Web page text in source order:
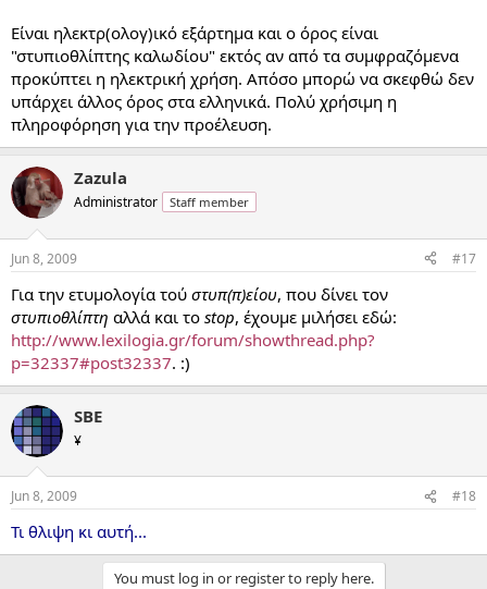
Είναι ηλεκτρ(ολογ)ικό εξάρτημα και ο όρος είναι
"στυπιοθλίπτης καλωδίου" εκτός αν από τα συμφραζόμενα
προκύπτει η ηλεκτρική χρήση. Απόσο μπορώ να σκεφθώ δεν
υπάρχει άλλος όρος στα ελληνικά. Πολύ χρήσιμη η
πληροφόρηση για την προέλευση.
Zazula
Administrator Staff member
Jun 8, 2009 #17
Για την ετυμολογία τού στυπ(π)είου, που δίνει τον
στυπιοθλίπτη αλλά και το stop, έχουμε μιλήσει εδώ:
http://www.lexilogia.gr/forum/showthread.php?
p=32337#post32337. :)
SBE
¥
Jun 8, 2009 #18
Τι θλιψη κι αυτή...
You must log in or register to reply here.